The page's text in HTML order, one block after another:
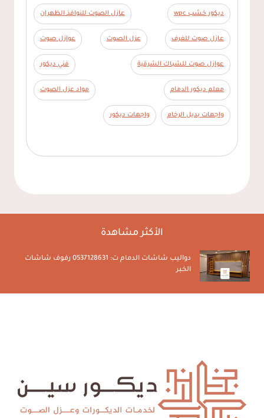
ديكور خشب wpc عازل الصوت للنوافذ الظهران
عازل صوت للغرف عزل الصوت عوازل صوت
عوازل صوت للشباك الشرقية فني ديكور
معلم ديكور الدمام مواد عزل الصوت
واجهات بديل الرخام واجهات ديكور
الأكثر مشاهدة
تركيب سواتر الدمام ت: 0537128631 تركيب سواتر حديد
الخبر